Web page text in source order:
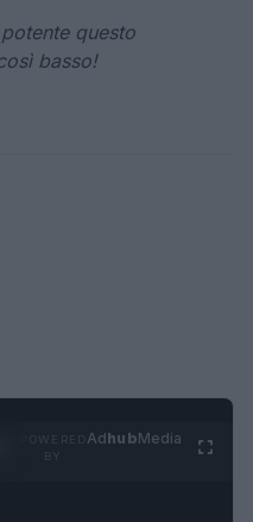
questo
basso!
AdhubMedia